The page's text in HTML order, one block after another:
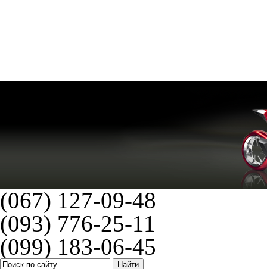
(067) 127-09-48
(093) 776-25-11
(099) 183-06-45